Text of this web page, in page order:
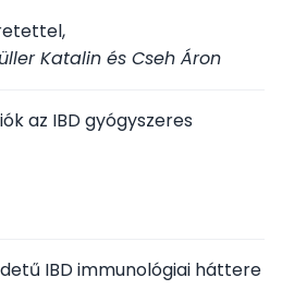
Katalin és Cseh Áron
az IBD gyógyszeres
IBD immunológiai háttere